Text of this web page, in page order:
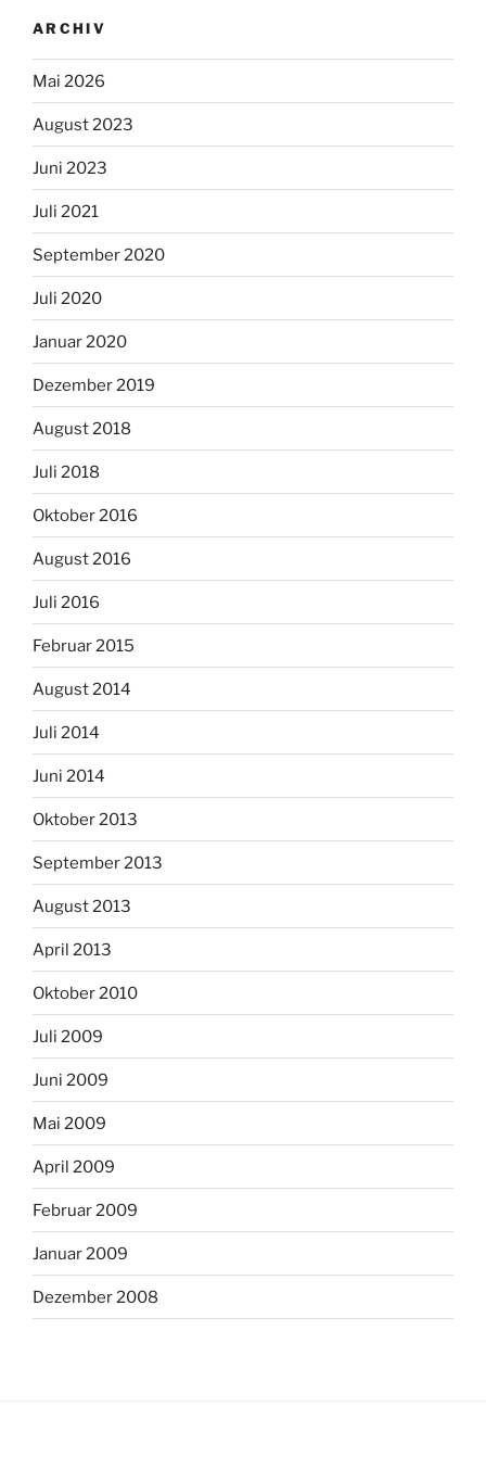
ARCHIV
Mai 2026
August 2023
Juni 2023
Juli 2021
September 2020
Juli 2020
Januar 2020
Dezember 2019
August 2018
Juli 2018
Oktober 2016
August 2016
Juli 2016
Februar 2015
August 2014
Juli 2014
Juni 2014
Oktober 2013
September 2013
August 2013
April 2013
Oktober 2010
Juli 2009
Juni 2009
Mai 2009
April 2009
Februar 2009
Januar 2009
Dezember 2008